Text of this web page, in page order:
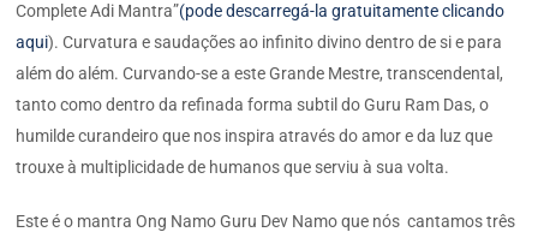
Complete Adi Mantra”(pode descarregá-la gratuitamente clicando
aqui). Curvatura e saudações ao infinito divino dentro de si e para
além do além. Curvando-se a este Grande Mestre, transcendental,
tanto como dentro da refinada forma subtil do Guru Ram Das, o
humilde curandeiro que nos inspira através do amor e da luz que
trouxe à multiplicidade de humanos que serviu à sua volta.
Este é o mantra Ong Namo Guru Dev Namo que nós cantamos três